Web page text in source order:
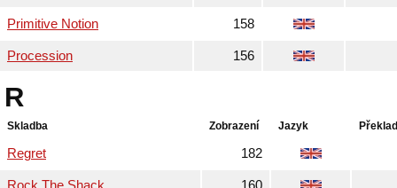
Primitive Notion 158
Procession 156
R
Skladba Zobrazení Jazyk Překlad
Regret 182